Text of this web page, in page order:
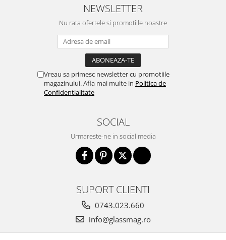
Sisteme antipanica
Accesorii compartimentare toalete
NEWSLETTER
Nu rata ofertele si promotiile noastre
Vreau sa primesc newsletter cu promotiile
magazinului. Afla mai multe in Politica de
Confidentialitate
SOCIAL
Urmareste-ne in social media
SUPORT CLIENTI
0743.023.660
info@glassmag.ro